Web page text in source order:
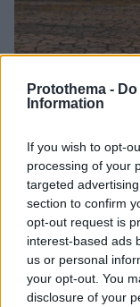
Protothema -
Information
If you wish to opt-
processing of your
targeted
section to confirm
opt-out request is
interest-based ads
us or personal
your opt-out. You
disclosure of your
Καμπανάκι από
φαινόμενο Ελ
Ευρώπη
Το φαινόμενο θα
τον Σεπτέμβριο
τέσσερις
03.07.2026, 10:29 1